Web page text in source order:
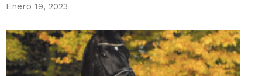
Enero 19, 2023